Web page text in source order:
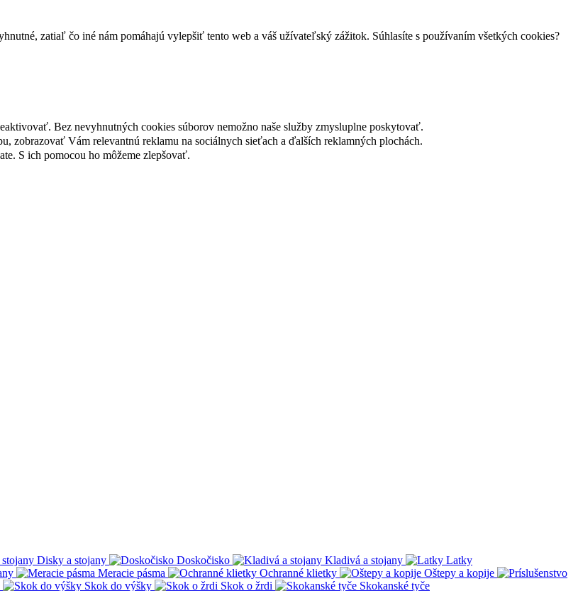
zatiaľ čo iné nám pomáhajú vylepšiť tento web a váš užívateľský zážitok. Súhlasíte s používaním všetkých cookies?
Bez nevyhnutných cookies súborov nemožno naše služby zmysluplne poskytovať.
zobrazovať Vám relevantnú reklamu na sociálnych sieťach a ďalších reklamných plochách.
S ich pomocou ho môžeme zlepšovať.
Disky a stojany Doskočisko Kladivá a stojany
Latky
Meracie pásma Ochranné klietky
Oštepy a kopije
Skok do výšky Skok o žrdi
Skokanské tyče